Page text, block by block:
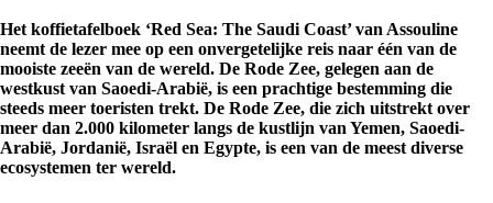
Het koffietafelboek ‘Red Sea: The Saudi Coast’ van Assouline
neemt de lezer mee op een onvergetelijke reis naar één van de
mooiste zeeën van de wereld. De Rode Zee, gelegen aan de
westkust van Saoedi-Arabië, is een prachtige bestemming die
steeds meer toeristen trekt. De Rode Zee, die zich uitstrekt over
meer dan 2.000 kilometer langs de kustlijn van Yemen, Saoedi-
Arabië, Jordanië, Israël en Egypte, is een van de meest diverse
ecosystemen ter wereld.